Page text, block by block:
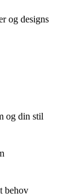
og designs
og din stil
behov